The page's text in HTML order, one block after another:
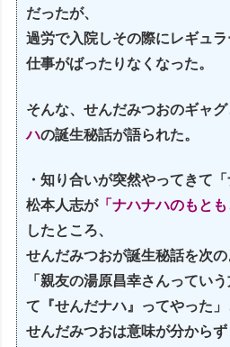
だったが、
過労で入院しその際にレギュ
仕事がばったりなくなった。
そんな、せんだみつおのギャ
ハの誕生秘話が語られた。
・知り合いが突然やってきて
松本人志が「ナハナハのもとも
したところ、
せんだみつおが誕生秘話を次の
「親友の湯原昌幸さんってい
て『せんだナハ』ってやった
せんだみつおは意味が分から